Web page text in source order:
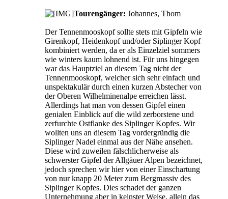
Tourengänger: Johannes, Thom
Der Tennenmooskopf sollte stets mit Gipfeln wie
Girenkopf, Heidenkopf und/oder Siplinger Kopf
kombiniert werden, da er als Einzelziel sommers
wie winters kaum lohnend ist. Für uns hingegen
war das Hauptziel an diesem Tag nicht der
Tennenmooskopf, welcher sich sehr einfach und
unspektakulär durch einen kurzen Abstecher von
der Oberen Wilhelminenalpe erreichen lässt.
Allerdings hat man von dessen Gipfel einen
genialen Einblick auf die wild zerborstene und
zerfurchte Ostflanke des Siplinger Kopfes. Wir
wollten uns an diesem Tag vordergründig die
Siplinger Nadel einmal aus der Nähe ansehen.
Diese wird zuweilen fälschlicherweise als
schwerster Gipfel der Allgäuer Alpen bezeichnet,
jedoch sprechen wir hier von einer Einschartung
von nur knapp 20 Meter zum Bergmassiv des
Siplinger Kopfes. Dies schadet der ganzen
Unternehmung aber in keinster Weise, allein das